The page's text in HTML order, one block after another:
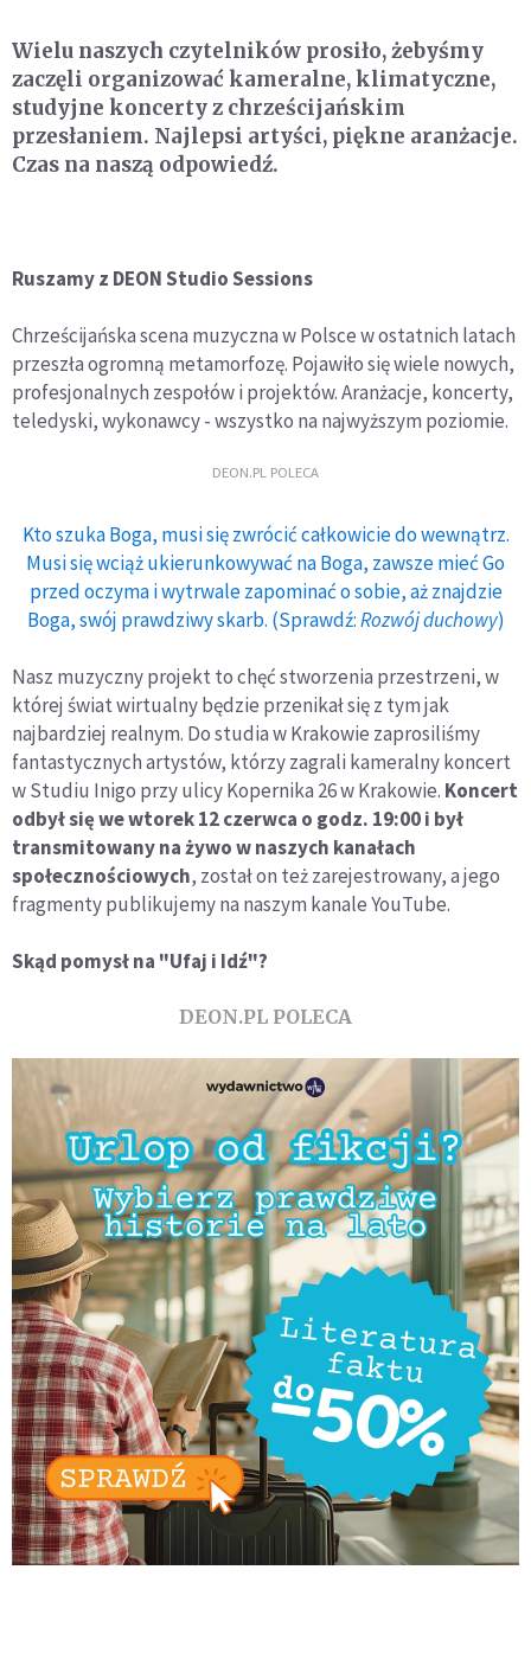
Wielu naszych czytelników prosiło, żebyśmy
zaczęli organizować kameralne, klimatyczne,
studyjne koncerty z chrześcijańskim
przesłaniem. Najlepsi artyści, piękne aranżacje.
Czas na naszą odpowiedź.
Ruszamy z DEON Studio Sessions
Chrześcijańska scena muzyczna w Polsce w ostatnich latach
przeszła ogromną metamorfozę. Pojawiło się wiele nowych,
profesjonalnych zespołów i projektów. Aranżacje, koncerty,
teledyski, wykonawcy - wszystko na najwyższym poziomie.
DEON.PL POLECA
Kto szuka Boga, musi się zwrócić całkowicie do wewnątrz.
Musi się wciąż ukierunkowywać na Boga, zawsze mieć Go
przed oczyma i wytrwale zapominać o sobie, aż znajdzie
Boga, swój prawdziwy skarb. (Sprawdź:Rozwój duchowy)
Nasz muzyczny projekt to chęć stworzenia przestrzeni, w
której świat wirtualny będzie przenikał się z tym jak
najbardziej realnym. Do studia w Krakowie zaprosiliśmy
fantastycznych artystów, którzy zagrali kameralny koncert
w Studiu Inigo przy ulicy Kopernika 26 w Krakowie. Koncert
odbył się we wtorek 12 czerwca o godz. 19:00 i był
transmitowany na żywo w naszych kanałach
społecznościowych, został on też zarejestrowany, a jego
fragmenty publikujemy na naszym kanale YouTube.
Skąd pomysł na "Ufaj i Idź"?
DEON.PL POLECA